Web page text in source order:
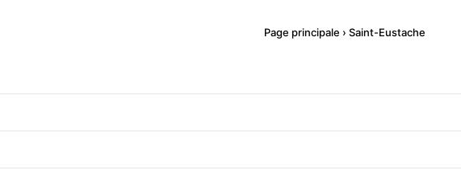
Page principale › Saint-Eustache